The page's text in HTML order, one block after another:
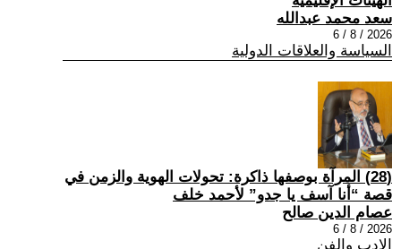
سعد محمد عبدالله
2026 / 8 / 6
السياسة والعلاقات الدولية
(28) المرآة بوصفها ذاكرة: تحولات الهوية والزمن في
قصة “أنا آسف يا جدو” لأحمد خلف
عصام الدين صالح
2026 / 8 / 6
الادب والفن